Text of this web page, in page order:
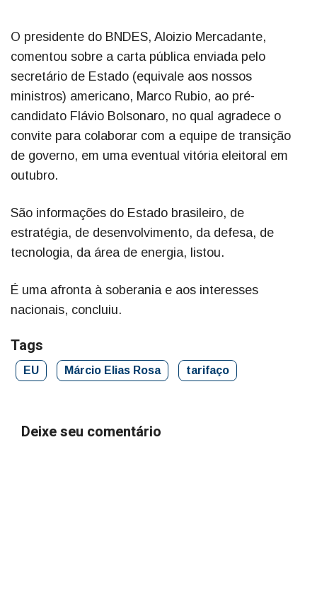
O presidente do BNDES, Aloizio Mercadante,
comentou sobre a carta pública enviada pelo
secretário de Estado (equivale aos nossos
ministros) americano, Marco Rubio, ao pré-
candidato Flávio Bolsonaro, no qual agradece o
convite para colaborar com a equipe de transição
de governo, em uma eventual vitória eleitoral em
outubro.
São informações do Estado brasileiro, de
estratégia, de desenvolvimento, da defesa, de
tecnologia, da área de energia, listou.
É uma afronta à soberania e aos interesses
nacionais, concluiu.
Tags
EU Márcio Elias Rosa tarifaço
Deixe seu comentário